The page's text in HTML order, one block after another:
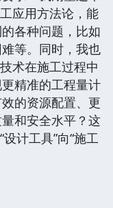
应用方法论，能
各种问题，比如
等。同时，我也
术在施工过程中
精准的工程量计
的资源配置、更
和安全水平？这
计工具”向“施工